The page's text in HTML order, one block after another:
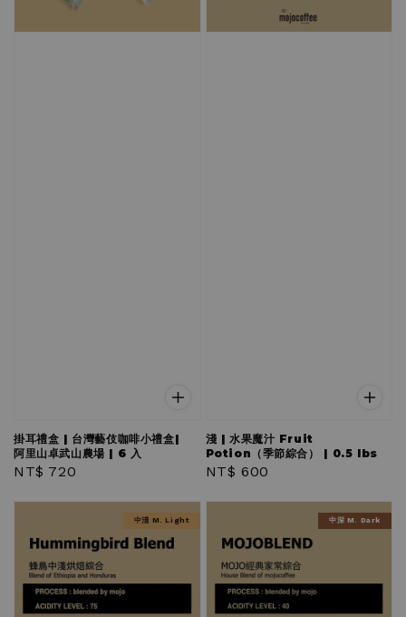
掛耳禮盒 | 台灣藝伎咖啡小禮盒|
阿里山卓武山農場 | 6 入
Regular
NT$ 720
淺 | 水果魔汁 Fruit
Potion（季節綜合） | 0.5 lbs
Regular
NT$ 600
中淺 M. Light 中深 M. Dark